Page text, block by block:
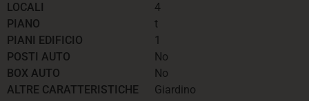
LOCALI
PIANO
PIANI EDIFICIO
POSTI AUTO
BOX AUTO
ALTRE CARATTERISTICHE
4
t
1
No
No
Giardino